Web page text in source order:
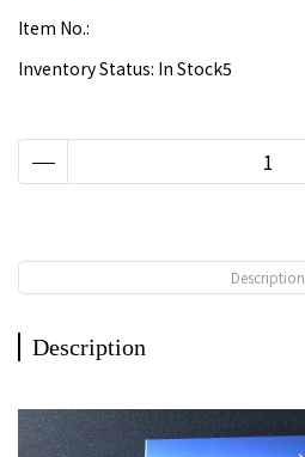
Item No.:
Inventory Status: In Stock5
Description
Description